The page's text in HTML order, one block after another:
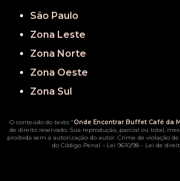
São Paulo
Zona Leste
Zona Norte
Zona Oeste
Zona Sul
O conteúdo do texto "Onde Encontrar Buffet Café da
de direito reservado. Sua reprodução, parcial ou total,
proibida sem a autorização do autor. Crime de violação
do Código Penal – Lei 9610/98 - Lei de